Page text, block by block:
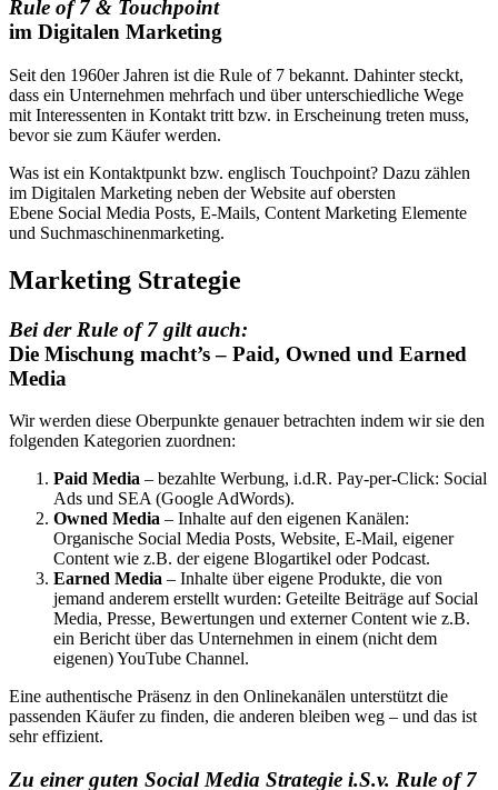
Rule of 7 & Touchpoint
im Digitalen Marketing
Seit den 1960er Jahren ist die Rule of 7 bekannt. Dahinter steckt,
dass ein Unternehmen mehrfach und über unterschiedliche Wege
mit Interessenten in Kontakt tritt bzw. in Erscheinung treten muss,
bevor sie zum Käufer werden.
Was ist ein Kontaktpunkt bzw. englisch Touchpoint? Dazu zählen
im Digitalen Marketing neben der Website auf obersten
Ebene Social Media Posts, E-Mails, Content Marketing Elemente
und Suchmaschinenmarketing.
Marketing Strategie
Bei der Rule of 7 gilt auch:
Die Mischung macht’s – Paid, Owned und Earned
Media
Wir werden diese Oberpunkte genauer betrachten indem wir sie den
folgenden Kategorien zuordnen:
Paid Media – bezahlte Werbung, i.d.R. Pay-per-Click: Social
Ads und SEA (Google AdWords).
Owned Media – Inhalte auf den eigenen Kanälen:
Organische Social Media Posts, Website, E-Mail, eigener
Content wie z.B. der eigene Blogartikel oder Podcast.
Earned Media – Inhalte über eigene Produkte, die von
jemand anderem erstellt wurden: Geteilte Beiträge auf Social
Media, Presse, Bewertungen und externer Content wie z.B.
ein Bericht über das Unternehmen in einem (nicht dem
eigenen) YouTube Channel.
Eine authentische Präsenz in den Onlinekanälen unterstützt die
passenden Käufer zu finden, die anderen bleiben weg – und das ist
sehr effizient.
Zu einer guten Social Media Strategie i.S.v. Rule of 7